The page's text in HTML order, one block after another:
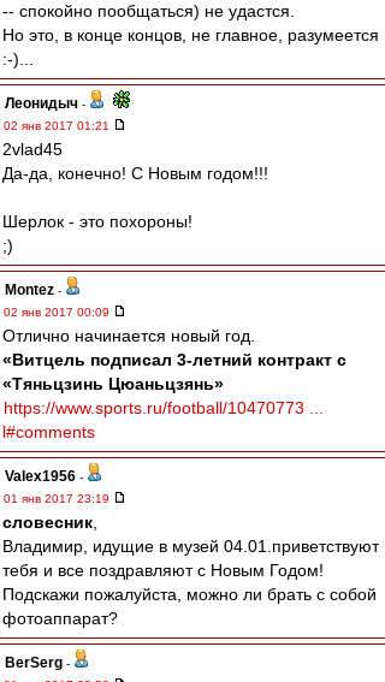
-- спокойно пообщаться) не удастся.
Но это, в конце концов, не главное, разумеется
:-)...
Леонидыч -
02 янв 2017 01:21
2vlad45
Да-да, конечно! С Новым годом!!!
Шерлок - это похороны!
;)
Montez -
02 янв 2017 00:09
Отлично начинается новый год.
«Витцель подписал 3-летний контракт с
«Тяньцзинь Цюаньцзянь»
https://www.sports.ru/football/10470773 ...
l#comments
Valex1956 -
01 янв 2017 23:19
словесник
Владимир, идущие в музей 04.01.приветствуют
тебя и все поздравляют с Новым Годом!
Подскажи пожалуйста, можно ли брать с собой
фотоаппарат?
BerSerg -